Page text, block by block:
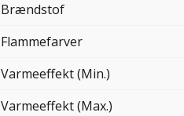
Brændstof
Flammefarver
Varmeeffekt (Min.)
Varmeeffekt (Max.)